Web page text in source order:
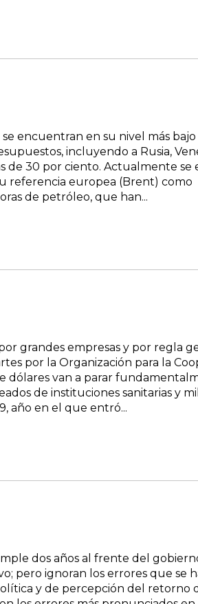
encuentran en su nivel más
incluyendo a Rusia,
de 30 por ciento. Actualmente se
referencia europea (Brent) como
de petróleo, que han...
grandes empresas y por regla
por la Organización para la
dólares van a parar
de instituciones sanitarias y
año en el que entró...
dos años al frente del
pero ignoran los errores que se
y de percepción del retorno